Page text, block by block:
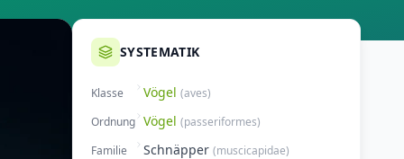
SYSTEMATIK
Klasse Vögel (aves)
Ordnung Vögel (passeriformes)
Familie
Schnäpper (muscicapidae)